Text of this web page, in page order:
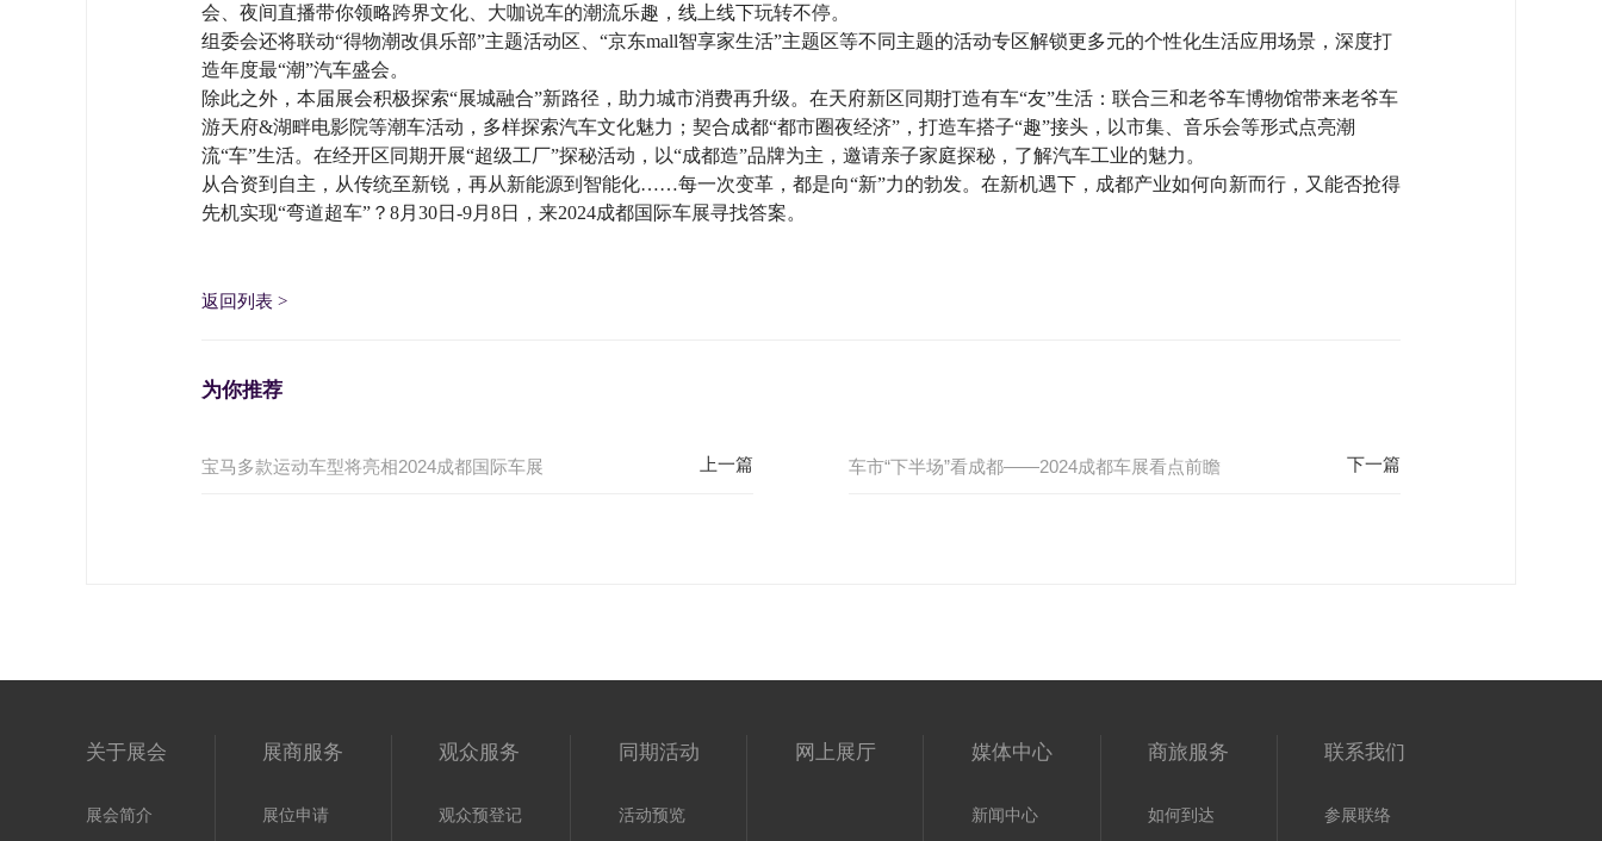
会、夜间直播带你领略跨界文化、大咖说车的潮流乐趣，线上线下玩转不停。
组委会还将联动“得物潮改俱乐部”主题活动区、“京东mall智享家生活”主题区等不同主题的活动专区解锁更多元的个性化生活应用场景，深度打
造年度最“潮”汽车盛会。
除此之外，本届展会积极探索“展城融合”新路径，助力城市消费再升级。在天府新区同期打造有车“友”生活：联合三和老爷车博物馆带来老爷车
游天府&湖畔电影院等潮车活动，多样探索汽车文化魅力；契合成都“都市圈夜经济”，打造车搭子“趣”接头，以市集、音乐会等形式点亮潮
流“车”生活。在经开区同期开展“超级工厂”探秘活动，以“成都造”品牌为主，邀请亲子家庭探秘，了解汽车工业的魅力。
从合资到自主，从传统至新锐，再从新能源到智能化……每一次变革，都是向“新”力的勃发。在新机遇下，成都产业如何向新而行，又能否抢得
先机实现“弯道超车”？8月30日-9月8日，来2024成都国际车展寻找答案。
返回列表 >
为你推荐
宝马多款运动车型将亮相2024成都国际车展 车市“下半场”看成都——2024成都车展看点前瞻
关于展会
展会简介
展商服务
展位申请
观众服务
观众预登记
同期活动
活动预览
网上展厅 媒体中心
新闻中心
商旅服务
如何到达
联系我们
参展联络